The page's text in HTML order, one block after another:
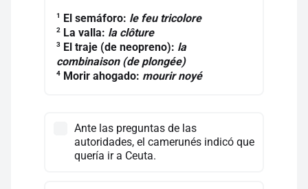
1 El semáforo: le feu tricolore
2 La valla: la clôture
3 El traje (de neopreno): la
combinaison (de plongée)
4 Morir ahogado: mourir noyé
Ante las preguntas de las
autoridades, el camerunés indicó que
quería ir a Ceuta.